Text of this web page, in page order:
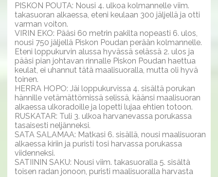
PISKON POUTA: Nousi 4. ulkoa kolmannelle viim.
takasuoran alkaessa, eteni keulaan 300 jäljellä ja otti
varman voiton.
VIRIN EKO: Pääsi 60 metrin pakilta nopeasti 6. ulos,
nousi 750 jäljellä Piskon Poudan perään kolmannelle.
Eteni loppukurvin alussa hyvässä selässä 2. ulos ja
pääsi pian johtavan rinnalle Piskon Poudan haettua
keulat, ei uhannut tätä maalisuoralla, mutta oli hyvä
toinen.
HERRA HOPO: Jäi loppukurvissa 4. sisältä porukan
hännille vetämättömissä selissä, käänsi maalisuoran
alkaessa ulkoradoille ja lopetti lujaa ehtien totoon.
RUSKATAR: Tuli 3. ulkoa harvanevassa porukassa
tasaisesti neljänneksi.
SATA SALAMAA: Matkasi 6. sisällä, nousi maalisuoran
alkaessa kiriin ja puristi tosi harvassa porukassa
viidenneksi.
SATIININ SAKU: Nousi viim. takasuoralla 5. sisältä
toisen radan jonoon, puristi maalisuoralla harvasta